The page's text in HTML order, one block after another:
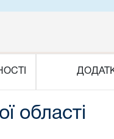
області